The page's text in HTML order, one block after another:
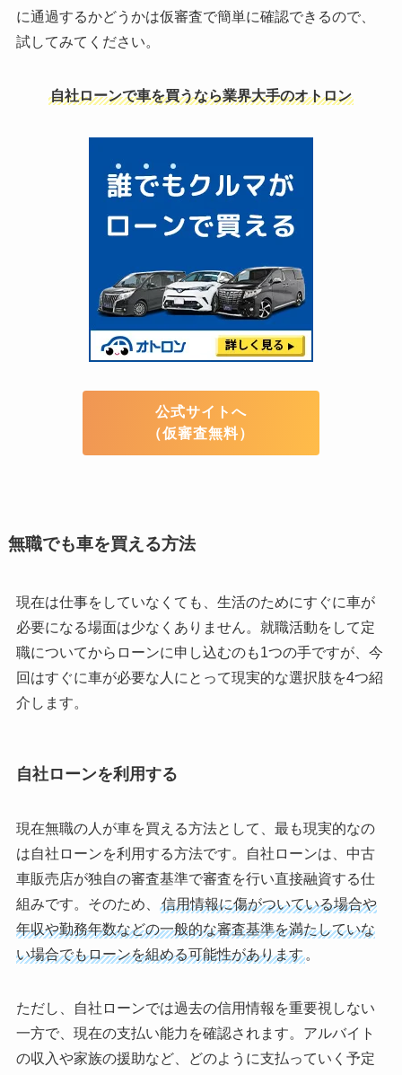
に通過するかどうかは仮審査で簡単に確認できるので、
試してみてください。
自社ローンで車を買うなら業界大手のオトロン
公式サイトへ
（仮審査無料）
無職でも車を買える方法
現在は仕事をしていなくても、生活のためにすぐに車が
必要になる場面は少なくありません。就職活動をして定
職についてからローンに申し込むのも1つの手ですが、今
回はすぐに車が必要な人にとって現実的な選択肢を4つ紹
介します。
自社ローンを利用する
現在無職の人が車を買える方法として、最も現実的なの
は自社ローンを利用する方法です。自社ローンは、中古
車販売店が独自の審査基準で審査を行い直接融資する仕
組みです。そのため、
信用情報に傷がついている場合や
年収や勤務年数などの一般的な審査基準を満たしていな
い場合でもローンを組める可能性があります。
ただし、自社ローンでは過去の信用情報を重要視しない
一方で、現在の支払い能力を確認されます。アルバイト
の収入や家族の援助など、どのように支払っていく予定